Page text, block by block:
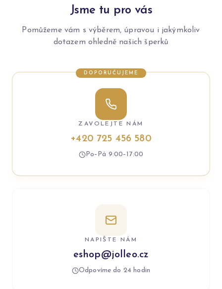
Jsme tu pro vás
Pomůžeme vám s výběrem, úpravou i jakýmkoliv
dotazem ohledně našich šperků
DOPORUČUJEME
ZAVOLEJTE NÁM
+420 725 456 580
Po–Pá 9:00–17:00
NAPIŠTE NÁM
eshop@jolleo.cz
Odpovíme do 24 hodin